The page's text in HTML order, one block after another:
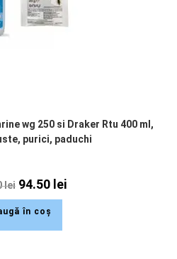
wg 250 si Draker Rtu 400 ml,
purici, paduchi
lei 94.50 lei
în coș